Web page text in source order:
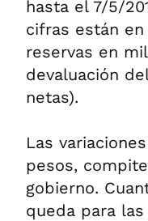
hasta el 7/5/
cifras están
reservas en
devaluación
netas).
Las
pesos,
gobierno.
queda para